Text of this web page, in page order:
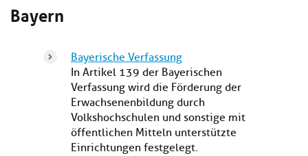
Bayern
Bayerische Verfassung
In Artikel 139 der Bayerischen
Verfassung wird die Förderung der
Erwachsenenbildung durch
Volkshochschulen und sonstige mit
öffentlichen Mitteln unterstützte
Einrichtungen festgelegt.